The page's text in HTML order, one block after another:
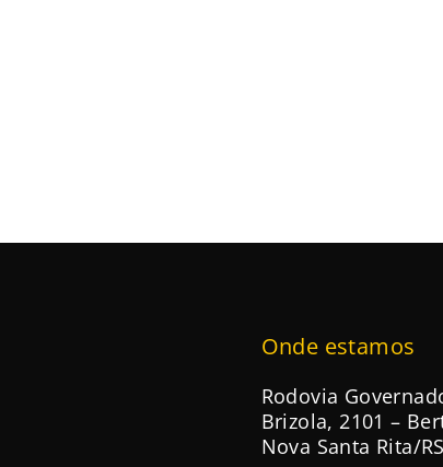
Onde estamos
Rodovia
Brizola, 2101 –
Nova Santa Rita/RS